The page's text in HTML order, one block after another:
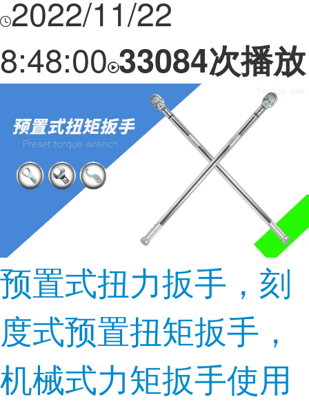
2022/11/22
8:48:00 33084次播放
预置式扭力扳手，刻
度式预置扭矩扳手，
机械式力矩扳手使用